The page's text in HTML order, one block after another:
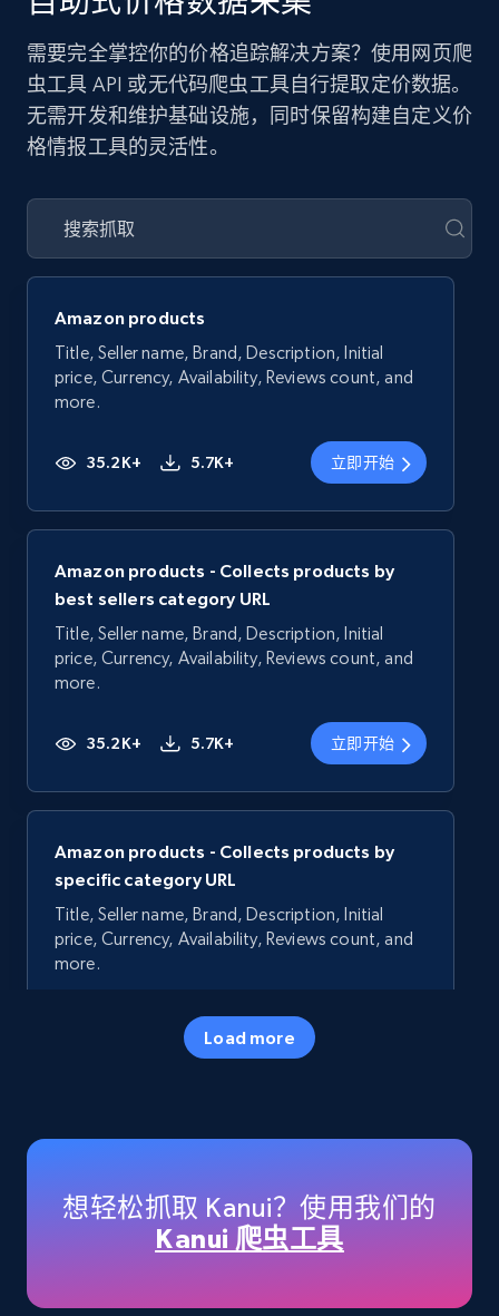
需要完全掌控你的价格追踪解决方案？使用网页爬
虫工具 API 或无代码爬虫工具自行提取定价数据。
无需开发和维护基础设施，同时保留构建自定义价
格情报工具的灵活性。
Amazon products
Title, Seller name, Brand, Description, Initial
price, Currency, Availability, Reviews count, and
more.
35.2K+ 5.7K+ 立即开始
Amazon products - Collects products by
best sellers category URL
Title, Seller name, Brand, Description, Initial
price, Currency, Availability, Reviews count, and
more.
35.2K+ 5.7K+ 立即开始
Amazon products - Collects products by
specific category URL
Title, Seller name, Brand, Description, Initial
price, Currency, Availability, Reviews count, and
more.
5.7K+
Title, Seller name, Brand, Description, Initial
price, Currency, Availability, Reviews count, and
35.2K+ 5.7K+ 立即开始
Load more
想轻松抓取 Kanui？使用我们的
Kanui 爬虫工具